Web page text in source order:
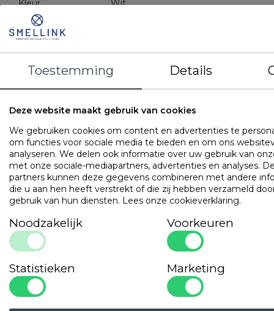
Kleur
Wit
Gewicht
Materiaal
Kenmerken
450 gr/m2
Verpakt in eenvoudig gelast zakje
OMSCHRIJVING UITVOERINGEN
100% katoenen badgoed.
Populaireproducten
Cley Hotel Professional
Art. VADB15TH
Toestemming Details
Deze website maakt gebruik van cookies
We gebruiken cookies om content en advertenties te
om functies voor sociale media te bieden en om ons
analyseren. We delen ook informatie over uw gebruik van
met onze sociale-mediapartners, advertenties en analyses.
partners kunnen deze gegevens combineren met andere
die u aan hen heeft verstrekt of die zij hebben verzameld
gebruik van hun diensten. Lees onze cookieverklaring.
Noodzakelijk Voorkeuren
Statistieken Marketing